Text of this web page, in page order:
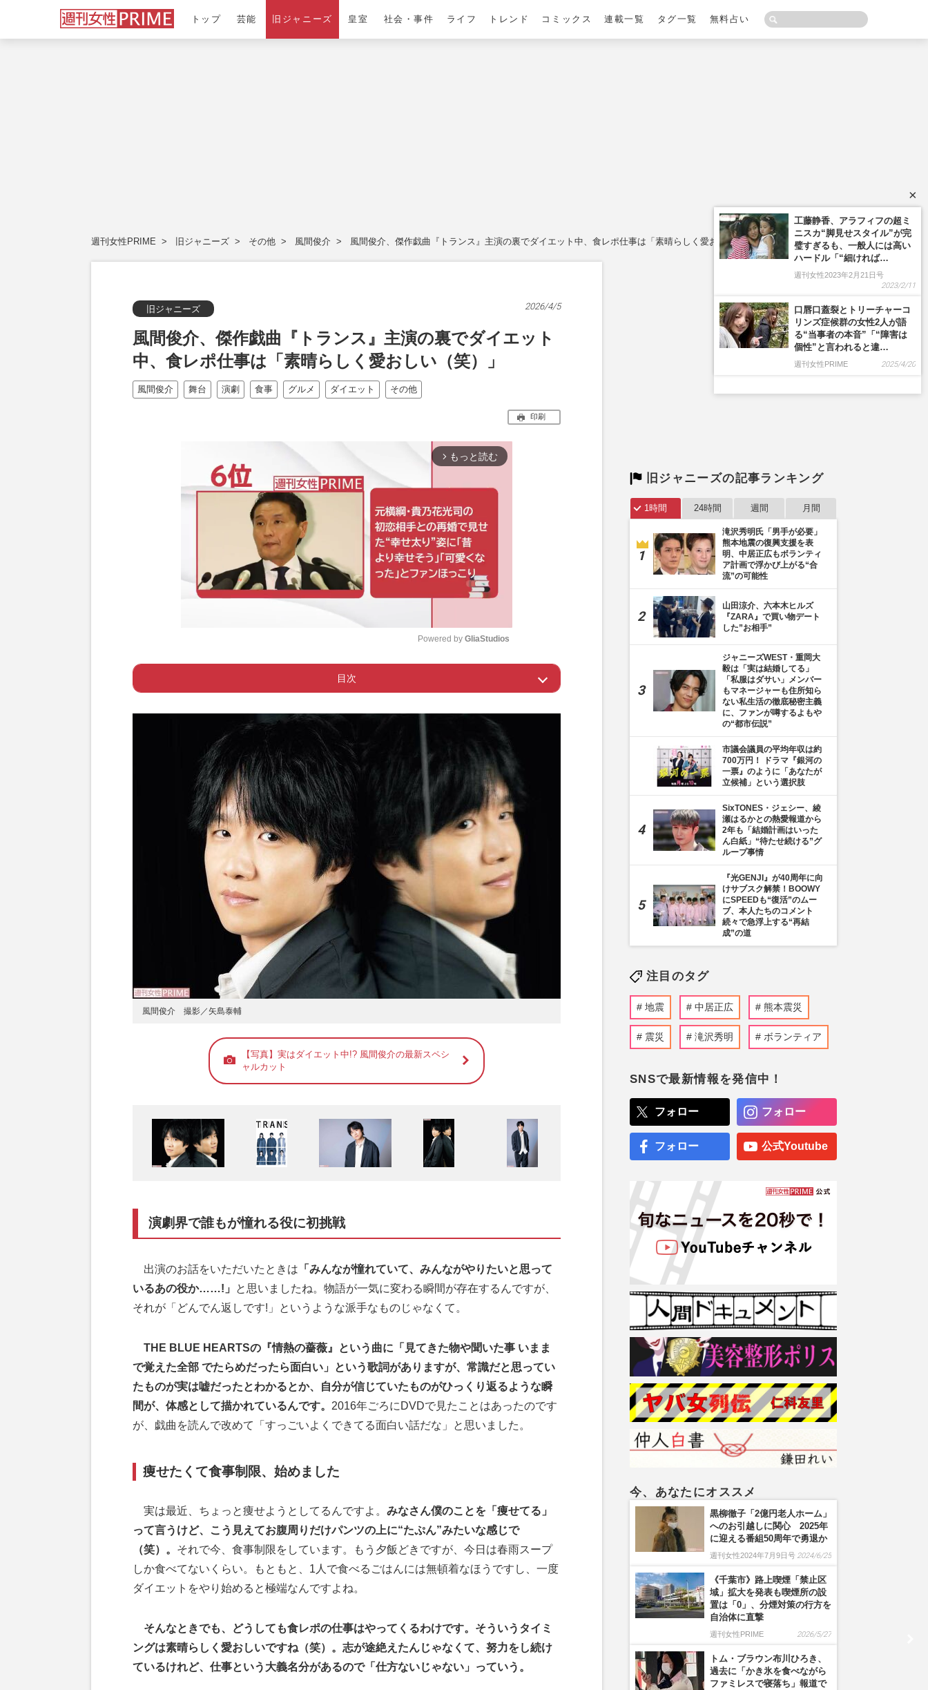
トップ 芸能 旧ジャニーズ 皇室 社会・事件 ライフ トレンド コミックス 連載一覧 タグ一覧 無料占い
週刊女性PRIME 旧ジャニーズ その他 風間俊介 風間俊介、傑作戯曲『トランス』主演の裏でダイエット中、食レポ仕事は「素晴らしく愛おしい（笑）」
旧ジャニーズ 2026/4/5
風間俊介、傑作戯曲『トランス』主演の裏でダイエット
中、食レポ仕事は「素晴らしく愛おしい（笑）」
風間俊介 舞台 演劇 食事 グルメ ダイエット その他
印刷
arrow_forward_ios もっと読む
t
Powered by GliaStudios
目次
Page 1 ー 演劇界で誰もが憧れる役に初挑戦
ー 全国各地を巡る楽しみは、やっぱりごはん!
風間俊介 撮影／矢島泰輔
【写真】実はダイエット中!? 風間俊介の最新スペシ
ャルカット
演劇界で誰もが憧れる役に初挑戦
出演のお話をいただいたときは 「みんなが憧れていて、みんながやりたいと思って
いるあの役か……!」
と思いましたね。物語が一気に変わる瞬間が存在するんですが、
それが「どんでん返しです!」というような派手なものじゃなくて。
THE BLUE HEARTSの『情熱の薔薇』という曲に「見てきた物や聞いた事 いまま
で覚えた全部 でたらめだったら面白い」という歌詞がありますが、常識だと思ってい
たものが実は嘘だったとわかるとか、自分が信じていたものがひっくり返るような瞬
間が、体感として描かれているんです。 2016年ごろにDVDで見たことはあったのです
が、戯曲を読んで改めて「すっごいよくできてる面白い話だな」と思いました。
痩せたくて食事制限、始めました
実は最近、ちょっと痩せようとしてるんですよ。 みなさん僕のことを「痩せてる」
って言うけど、こう見えてお腹周りだけパンツの上に“たぷん”みたいな感じで
（笑）。 それで今、食事制限をしています。もう夕飯どきですが、今日は春雨スープ
しか食べてないくらい。もともと、1人で食べるごはんには無頓着なほうですし、一度
ダイエットをやり始めると極端なんですよね。
そんなときでも、どうしても食レポの仕事はやってくるわけです。そういうタイミ
ングは素晴らしく愛おしいですね（笑）。志が途絶えたんじゃなくて、努力をし続け
ているけれど、仕事という大義名分があるので「仕方ないじゃない」っていう。
旧ジャニーズの記事ランキング
1時間 24時間 週間 月間
滝沢秀明氏「男手が必要」
熊本地震の復興支援を表
明、中居正広もボランティ
ア計画で浮かび上がる“合
流”の可能性
山田涼介、六本木ヒルズ
『ZARA』で買い物デート
した”お相手”
ジャニーズWEST・重岡大
毅は「実は結婚してる」
「私服はダサい」メンバー
もマネージャーも住所知ら
ない私生活の徹底秘密主義
に、ファンが噂するよもや
の“都市伝説”
市議会議員の平均年収は約
700万円！ ドラマ『銀河の
一票』のように「あなたが
立候補」という選択肢
SixTONES・ジェシー、綾
瀬はるかとの熱愛報道から
2年も「結婚計画はいった
ん白紙」“待たせ続ける”グ
ループ事情
『光GENJI』が40周年に向
けサブスク解禁！BOOWY
にSPEEDも“復活”のムー
ブ、本人たちのコメント
続々で急浮上する“再結
成”の道
注目のタグ
地震 中居正広 熊本震災
震災 滝沢秀明 ボランティア
SNSで最新情報を発信中！
フォロー フォロー
フォロー 公式Youtube
今、あなたにオススメ
黒柳徹子「2億円老人ホーム」
へのお引越しに関心 2025年
に迎える番組50周年で勇退か
週刊女性2024年7月9日号 2024/6/25
《千葉市》路上喫煙「禁止区
域」拡大を発表も喫煙所の設
置は「0」、分煙対策の行方を
自治体に直撃
週刊女性PRIME 2026/5/27
トム・ブラウン布川ひろき、
過去に「かき氷を食べながら
ファミレスで寝落ち」報道で
×